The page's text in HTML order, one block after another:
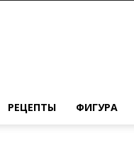
РЕЦЕПТЫ ФИГУРА